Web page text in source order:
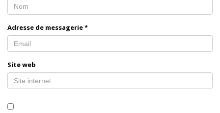
Adresse de messagerie*
Site web